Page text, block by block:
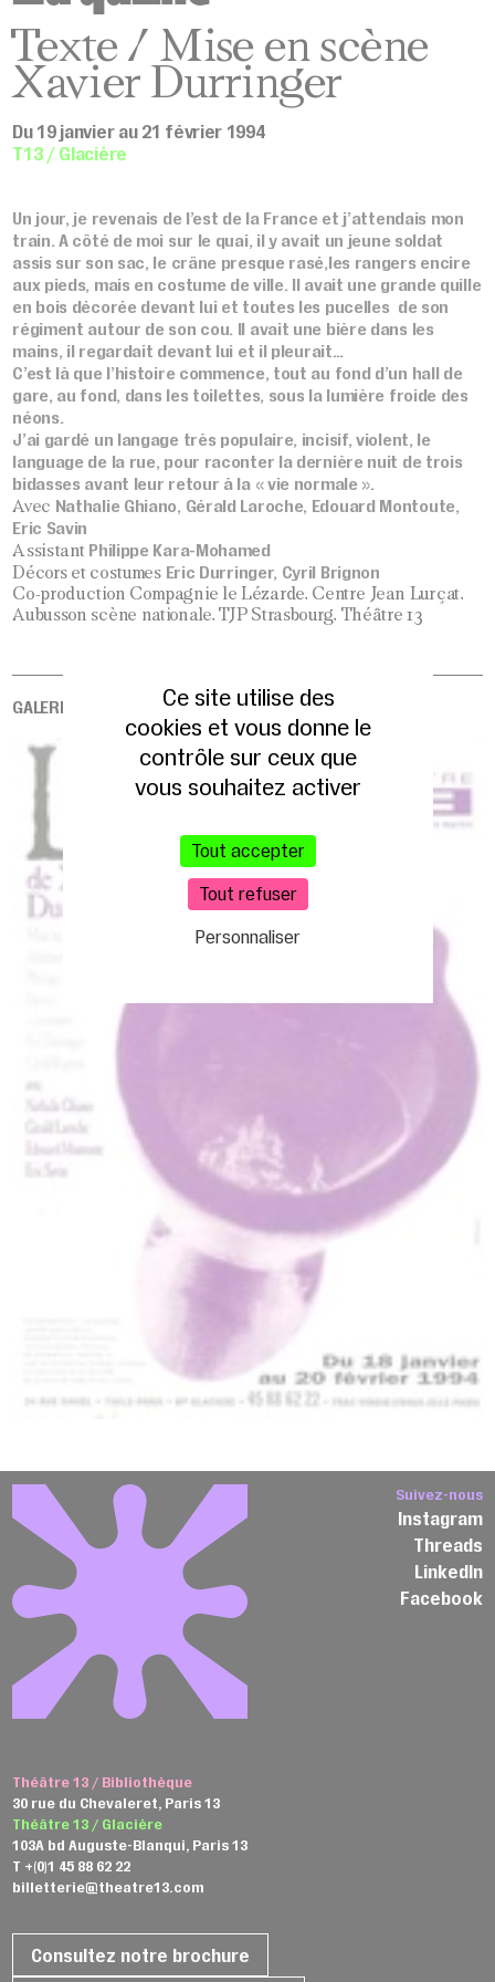
Texte / Mise en scène
Xavier Durringer
Du 19 janvier au 21 février 1994
T13 / Glacière
Un jour, je revenais de l’est de la France et j’attendais mon
train. A côté de moi sur le quai, il y avait un jeune soldat
assis sur son sac, le crâne presque rasé,les rangers encire
aux pieds, mais en costume de ville. Il avait une grande quille
en bois décorée devant lui et toutes les pucelles de son
régiment autour de son cou. Il avait une bière dans les
mains, il regardait devant lui et il pleurait…
C’est là que l’histoire commence, tout au fond d’un hall de
gare, au fond, dans les toilettes, sous la lumière froide des
néons.
J’ai gardé un langage très populaire, incisif, violent, le
language de la rue, pour raconter la dernière nuit de trois
bidasses avant leur retour à la « vie normale ».
Avec Nathalie Ghiano, Gérald Laroche, Edouard Montoute,
Eric Savin
Assistant Philippe Kara-Mohamed
Décors et costumes Eric Durringer, Cyril Brignon
Co-production Compagnie le Lézarde, Centre Jean Lurçat,
Aubusson scène nationale, TJP Strasbourg, Théâtre 13
GALERIE
Théâtre 13 / Bibliothèque
30 rue du Chevaleret, Paris 13
Théâtre 13 / Glacière
103A bd Auguste-Blanqui, Paris 13
T +(0)1 45 88 62 22
billetterie@theatre13.com
Consultez notre brochure
Suivez-nous
Instagram
Threads
LinkedIn
Facebook
Ce site utilise des
cookies et vous donne le
contrôle sur ceux que
vous souhaitez activer
Tout accepter
Tout refuser
Personnaliser